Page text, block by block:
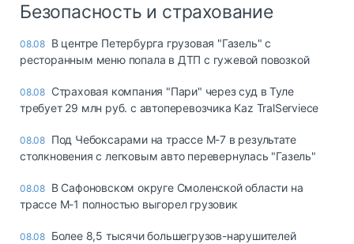
Безопасность и страхование
08.08 В центре Петербурга грузовая "Газель" с
ресторанным меню попала в ДТП с гужевой повозкой
08.08 Страховая компания "Пари" через суд в Туле
требует 29 млн руб. с автоперевозчика Kaz TralServiece
08.08 Под Чебоксарами на трассе М-7 в результате
столкновения с легковым авто перевернулась "Газель"
08.08 В Сафоновском округе Смоленской области на
трассе М-1 полностью выгорел грузовик
08.08 Более 8,5 тысячи большегрузов-нарушителей